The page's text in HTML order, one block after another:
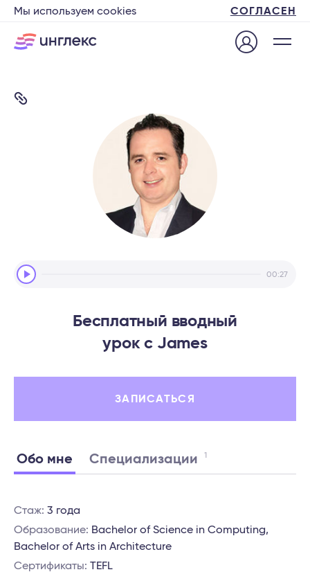
Мы используем cookies СОГЛАСЕН
Бесплатный вводный
урок c James
ЗАПИСАТЬСЯ
Audio
Player
00:27
Обо мне Специализации 1
Стаж: 3 года
Образование: Bachelor of Science in Computing,
Bachelor of Arts in Architecture
Сертификаты: TEFL